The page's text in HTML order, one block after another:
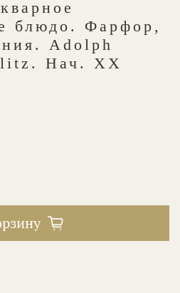
блюдо. Фарфор,
Adolph
Нач. XX